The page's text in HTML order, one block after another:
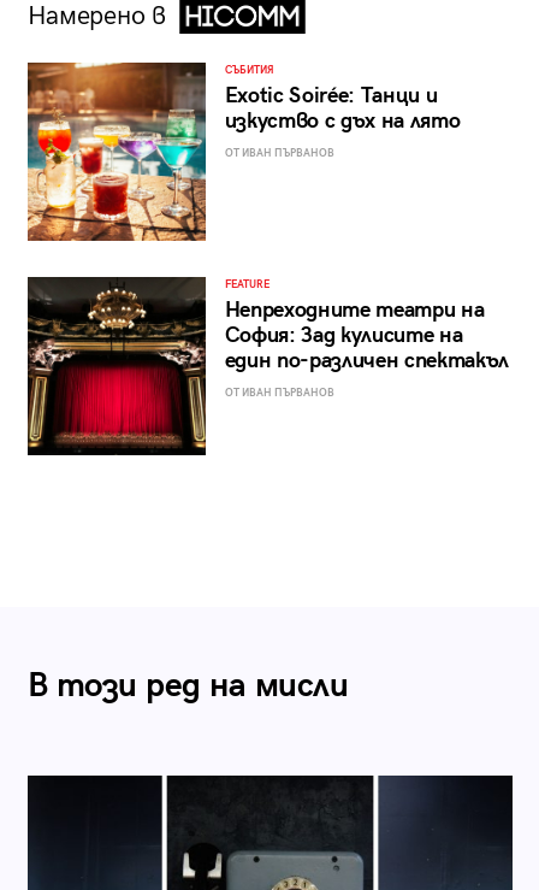
Намерено в
СЪБИТИЯ
Exotic Soirée: Танци и
изкуство с дъх на лято
ОТ ИВАН ПЪРВАНОВ
FEATURE
Непреходните театри на
София: Зад кулисите на
един по-различен спектакъл
ОТ ИВАН ПЪРВАНОВ
В този ред на мисли